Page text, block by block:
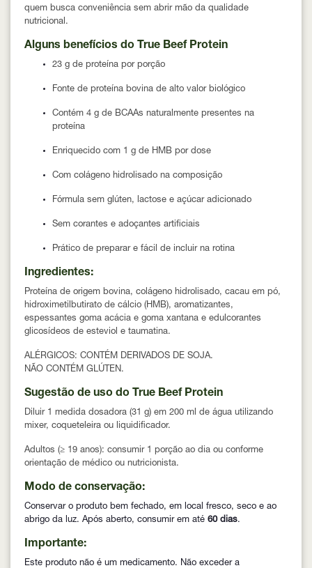
quem busca conveniência sem abrir mão da qualidade
nutricional.
Alguns benefícios do True Beef Protein
23 g de proteína por porção
Fonte de proteína bovina de alto valor biológico
Contém 4 g de BCAAs naturalmente presentes na
proteína
Enriquecido com 1 g de HMB por dose
Com colágeno hidrolisado na composição
Fórmula sem glúten, lactose e açúcar adicionado
Sem corantes e adoçantes artificiais
Prático de preparar e fácil de incluir na rotina
Ingredientes:
Proteína de origem bovina, colágeno hidrolisado, cacau em pó,
hidroximetilbutirato de cálcio (HMB), aromatizantes,
espessantes goma acácia e goma xantana e edulcorantes
glicosídeos de esteviol e taumatina.
ALÉRGICOS: CONTÉM DERIVADOS DE SOJA.
NÃO CONTÉM GLÚTEN.
Sugestão de uso do True Beef Protein
Diluir 1 medida dosadora (31 g) em 200 ml de água utilizando
mixer, coqueteleira ou liquidificador.
Adultos (≥ 19 anos): consumir 1 porção ao dia ou conforme
orientação de médico ou nutricionista.
Modo de conservação:
Conservar o produto bem fechado, em local fresco, seco e ao
abrigo da luz. Após aberto, consumir em até 60 dias.
Importante:
Este produto não é um medicamento. Não exceder a